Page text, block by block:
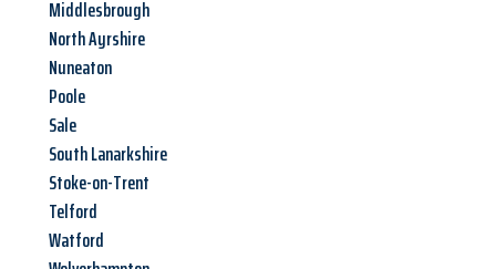
Middlesbrough
North Ayrshire
Nuneaton
Poole
Sale
South Lanarkshire
Stoke-on-Trent
Telford
Watford